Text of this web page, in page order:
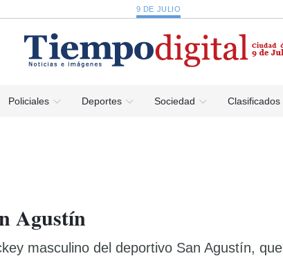
9 DE JULIO
Policiales Deportes Sociedad Clasificados
Agustín
masculino del deportivo San Agustín, que